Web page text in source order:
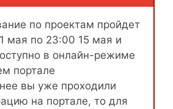
по проектам пройдет
мая по 23:00 15 мая и
в онлайн-режиме
портале
вы уже проходили
на портале, то для